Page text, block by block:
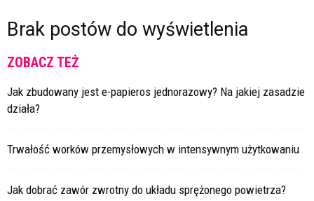
Brak postów do wyświetlenia
ZOBACZ TEŻ
Jak zbudowany jest e-papieros jednorazowy? Na jakiej zasadzie
działa?
Trwałość worków przemysłowych w intensywnym użytkowaniu
Jak dobrać zawór zwrotny do układu sprężonego powietrza?